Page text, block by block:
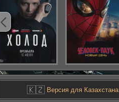
🇰🇿Версия для Казахстана